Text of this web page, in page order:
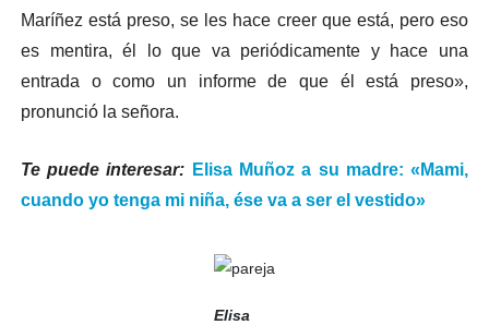
Maríñez está preso, se les hace creer que está, pero eso
es mentira, él lo que va periódicamente y hace una
entrada o como un informe de que él está preso»,
pronunció la señora.
Te puede interesar: Elisa Muñoz a su madre: «Mami,
cuando yo tenga mi niña, ése va a ser el vestido»
Elisa